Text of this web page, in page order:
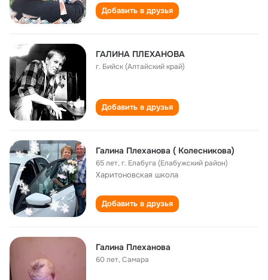
Добавить в друзья
ГАЛИНА ПЛЕХАНОВА
г. Бийск (Алтайский край)
Добавить в друзья
Галина Плеханова ( Колесникова)
65 лет,г. Елабуга (Елабужский район)
Харитоновская школа
Добавить в друзья
Галина Плеханова
60 лет,Самара